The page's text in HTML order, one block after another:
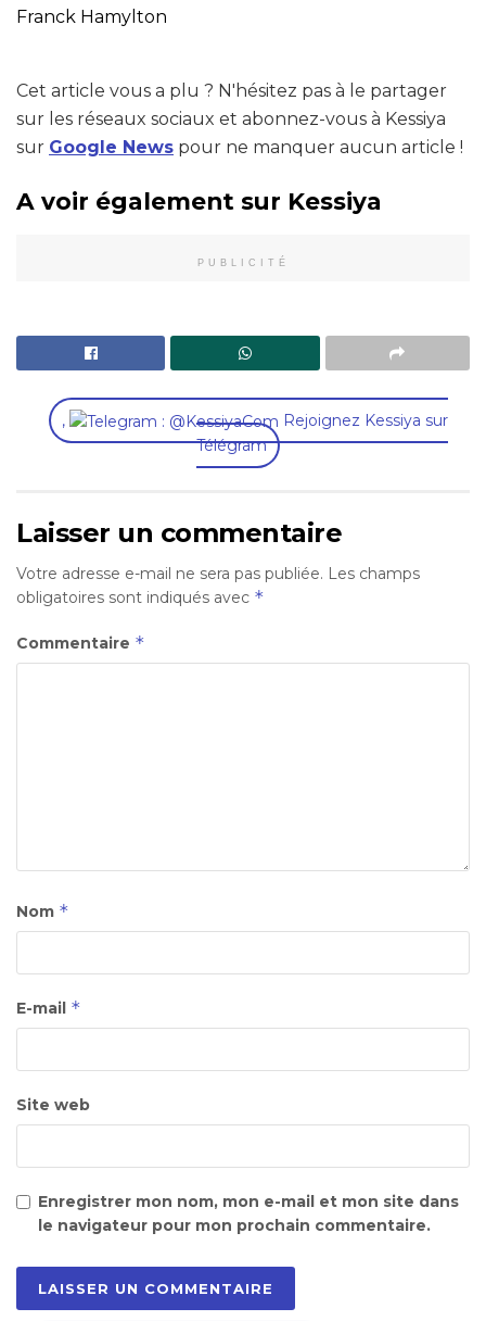
Franck Hamylton
Cet article vous a plu ? N'hésitez pas à le partager
sur les réseaux sociaux et abonnez-vous à Kessiya
sur Google News pour ne manquer aucun article !
A voir également sur Kessiya
PUBLICITÉ
,
Rejoignez Kessiya sur
Télégram
Laisser un commentaire
Votre adresse e-mail ne sera pas publiée. Les champs
obligatoires sont indiqués avec *
Commentaire *
Nom *
E-mail *
Site web
Enregistrer mon nom, mon e-mail et mon site dans
le navigateur pour mon prochain commentaire.